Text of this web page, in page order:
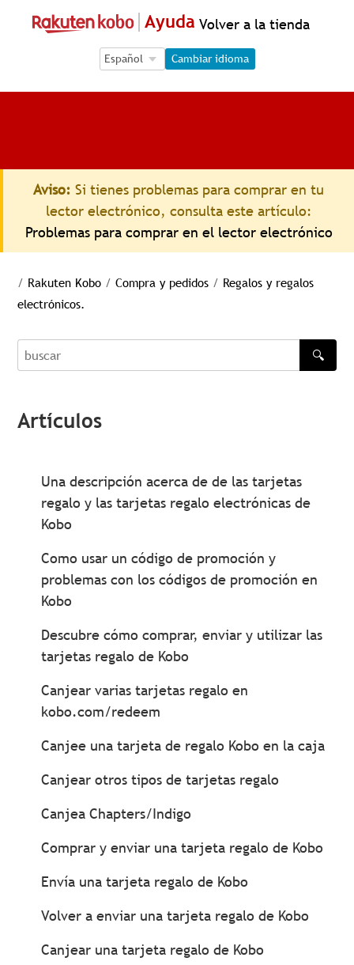
Ayuda Volver a la tienda
Language Selection
Language Selection
Cambiar idioma
Aviso: Si tienes problemas para comprar en tu
lector electrónico, consulta este artículo:
Problemas para comprar en el lector electrónico
/ Rakuten Kobo / Compra y pedidos / Regalos y regalos
electrónicos.
buscar
🔍
Artículos
Una descripción acerca de de las tarjetas
regalo y las tarjetas regalo electrónicas de
Kobo
Como usar un código de promoción y
problemas con los códigos de promoción en
Kobo
Descubre cómo comprar, enviar y utilizar las
tarjetas regalo de Kobo
Canjear varias tarjetas regalo en
kobo.com/redeem
Canjee una tarjeta de regalo Kobo en la caja
Canjear otros tipos de tarjetas regalo
Canjea Chapters/Indigo
Comprar y enviar una tarjeta regalo de Kobo
Envía una tarjeta regalo de Kobo
Volver a enviar una tarjeta regalo de Kobo
Canjear una tarjeta regalo de Kobo